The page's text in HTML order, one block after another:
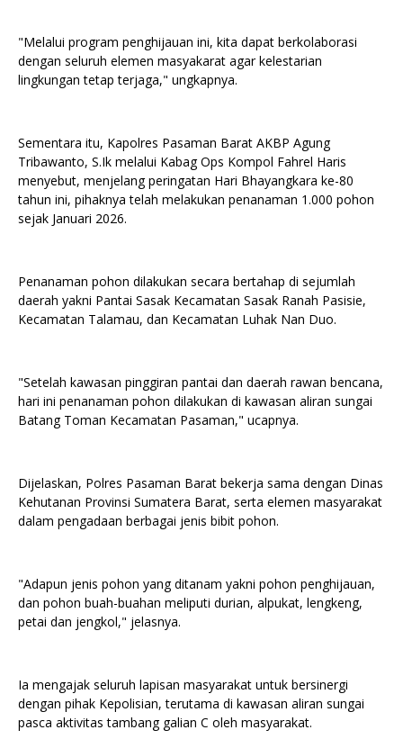
"Melalui program penghijauan ini, kita dapat berkolaborasi
dengan seluruh elemen masyakarat agar kelestarian
lingkungan tetap terjaga," ungkapnya.
Sementara itu, Kapolres Pasaman Barat AKBP Agung
Tribawanto, S.Ik melalui Kabag Ops Kompol Fahrel Haris
menyebut, menjelang peringatan Hari Bhayangkara ke-80
tahun ini, pihaknya telah melakukan penanaman 1.000 pohon
sejak Januari 2026.
Penanaman pohon dilakukan secara bertahap di sejumlah
daerah yakni Pantai Sasak Kecamatan Sasak Ranah Pasisie,
Kecamatan Talamau, dan Kecamatan Luhak Nan Duo.
"Setelah kawasan pinggiran pantai dan daerah rawan bencana,
hari ini penanaman pohon dilakukan di kawasan aliran sungai
Batang Toman Kecamatan Pasaman," ucapnya.
Dijelaskan, Polres Pasaman Barat bekerja sama dengan Dinas
Kehutanan Provinsi Sumatera Barat, serta elemen masyarakat
dalam pengadaan berbagai jenis bibit pohon.
"Adapun jenis pohon yang ditanam yakni pohon penghijauan,
dan pohon buah-buahan meliputi durian, alpukat, lengkeng,
petai dan jengkol," jelasnya.
Ia mengajak seluruh lapisan masyarakat untuk bersinergi
dengan pihak Kepolisian, terutama di kawasan aliran sungai
pasca aktivitas tambang galian C oleh masyarakat.